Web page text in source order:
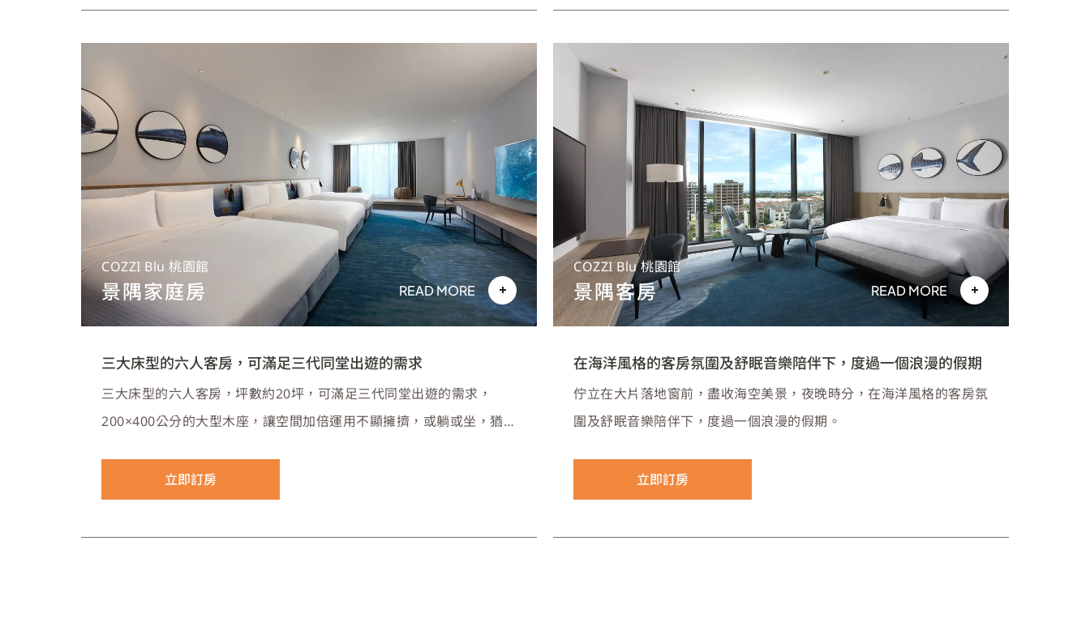
COZZI Blu 桃園館
景隅家庭房 READ MORE
三大床型的六人客房，可滿足三代同堂出遊的需求
三大床型的六人客房，坪數約20坪，可滿足三代同堂出遊的需求，
200×400公分的大型木座，讓空間加倍運用不顯擁擠，或躺或坐，猶如
立即訂房
COZZI Blu 桃園館
景隅客房 READ MORE
在海洋風格的客房氛圍及舒眠音樂陪伴下，度過一個浪漫的假期
佇立在大片落地窗前，盡收海空美景，夜晚時分，在海洋風格的客房氛
圍及舒眠音樂陪伴下，度過一個浪漫的假期。
立即訂房